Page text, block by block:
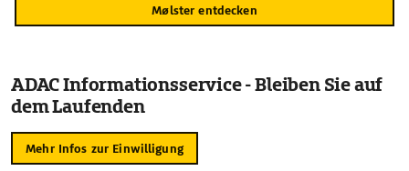
Mølster entdecken
ADAC Informationsservice - Bleiben Sie auf
dem Laufenden
Mehr Infos zur Einwilligung